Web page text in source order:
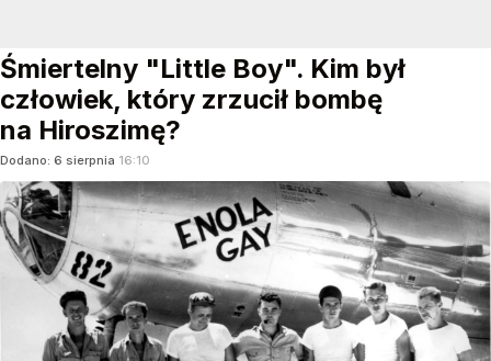
Śmiertelny "Little Boy". Kim był
człowiek, który zrzucił bombę
na Hiroszimę?
Dodano: 6 sierpnia 16:10